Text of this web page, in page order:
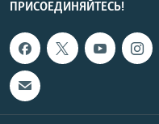
ПРИСОЕДИНЯЙТЕСЬ!